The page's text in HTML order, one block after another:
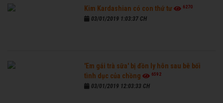
Kim Kardashian có con thứ tư 6270
03/01/2019 1:03:37 CH
'Em gái trà sữa' bị đồn ly hôn sau bê bối
tình dục của chồng
6592
03/01/2019 12:03:33 CH